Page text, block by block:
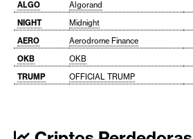
ALGO
Algorand
NIGHT
Midnight
AERO
Aerodrome Finance
OKB
OKB
TRUMP
OFFICIAL TRUMP